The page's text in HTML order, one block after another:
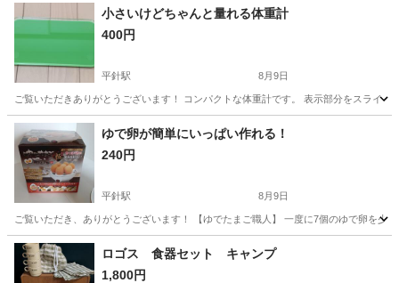
愛知 一宮市 玉ノ井駅
小さいけどちゃんと量れる体重計
400円
平針駅 8月9日
ご覧いただきありがとうございます！ コンパクトな体重計です。 表示部分を
愛知 名古屋市 平針駅 その他
ゆで卵が簡単にいっぱい作れる！
240円
平針駅 8月9日
ご覧いただき、ありがとうございます！ 【ゆでたまご職人】 一度に7個のゆで卵を
愛知 名古屋市 平針駅 家庭用品
ロゴス 食器セット キャンプ
1,800円